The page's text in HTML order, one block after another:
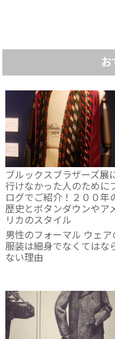
お
ブルックスブラザーズ展
行けなかった人のために
ログでご紹介！２００年
歴史とボタンダウンやア
リカのスタイル
男性のフォーマル ウェア
服装は細身でなくてはな
ない理由